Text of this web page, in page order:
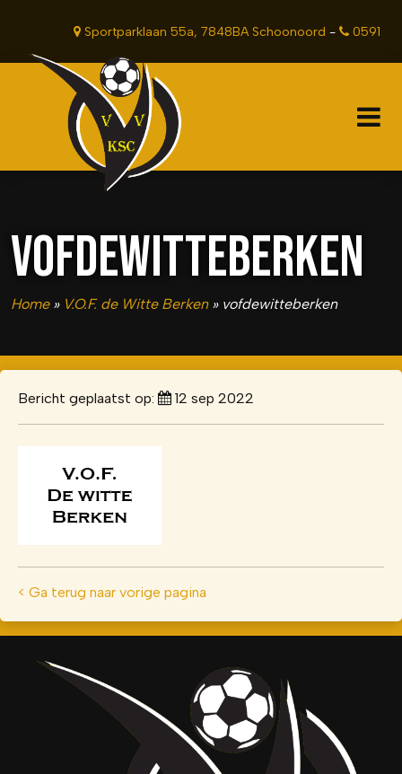
Sportparklaan 55a, 7848BA Schoonoord - 0591
VOFDEWITTEBERKEN
Home» V.O.F. de Witte Berken» vofdewitteberken
Bericht geplaatst op: 12 sep 2022
< Ga terug naar vorige pagina